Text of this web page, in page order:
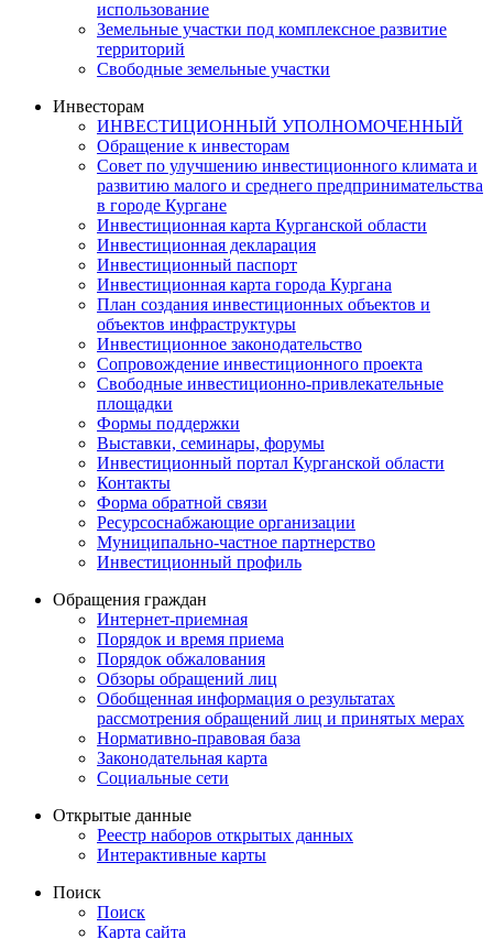
использование
Земельные участки под комплексное развитие
территорий
Свободные земельные участки
Инвесторам
ИНВЕСТИЦИОННЫЙ УПОЛНОМОЧЕННЫЙ
Обращение к инвесторам
Совет по улучшению инвестиционного климата и
развитию малого и среднего предпринимательства
в городе Кургане
Инвестиционная карта Курганской области
Инвестиционная декларация
Инвестиционный паспорт
Инвестиционная карта города Кургана
План создания инвестиционных объектов и
объектов инфраструктуры
Инвестиционное законодательство
Сопровождение инвестиционного проекта
Свободные инвестиционно-привлекательные
площадки
Формы поддержки
Выставки, семинары, форумы
Инвестиционный портал Курганской области
Контакты
Форма обратной связи
Ресурсоснабжающие организации
Муниципально-частное партнерство
Инвестиционный профиль
Обращения граждан
Интернет-приемная
Порядок и время приема
Порядок обжалования
Обзоры обращений лиц
Обобщенная информация о результатах
рассмотрения обращений лиц и принятых мерах
Нормативно-правовая база
Законодательная карта
Социальные сети
Открытые данные
Реестр наборов открытых данных
Интерактивные карты
Поиск
Поиск
Карта сайта